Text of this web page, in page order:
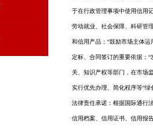
于在行政管理事项中使用信用
劳动就业、社会保障、科研管
和信用产品；“鼓励市场主体
定标、合同签订的重要依据；
关、知识产权等部门，在市场
实行优先办理、简化程序等“绿
法律责任承诺：根据国际通行
信用档案、信用证书、信用报